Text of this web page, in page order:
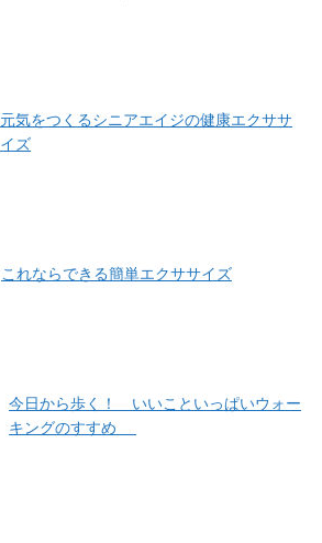
元気をつくるシニアエイジの健康エクササ
イズ
これならできる簡単エクササイズ
今日から歩く！ いいこといっぱいウォー
キングのすすめ